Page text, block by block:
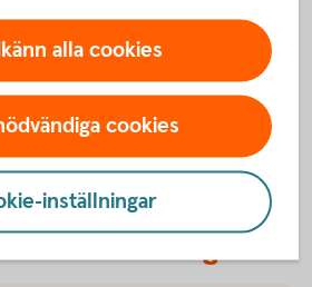
alltid mest fördelaktig?
om ränteläget?
alla cookies
cookies
inställningar